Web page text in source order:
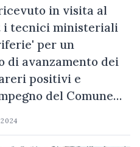
in visita al
i tecnici ministeriali
per un
di avanzamento dei
positivi e
del Comune…